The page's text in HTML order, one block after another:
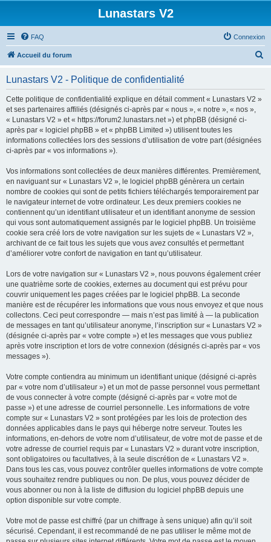
Lunastars V2
FAQ Connexion
Accueil du forum
Lunastars V2 - Politique de confidentialité
Cette politique de confidentialité explique en détail comment « Lunastars V2 »
et ses partenaires affiliés (désignés ci-après par « nous », « notre », « nos »,
« Lunastars V2 » et « https://forum2.lunastars.net ») et phpBB (désigné ci-
après par « logiciel phpBB » et « phpBB Limited ») utilisent toutes les
informations collectées lors des sessions d’utilisation de votre part (désignées
ci-après par « vos informations »).
Vos informations sont collectées de deux manières différentes. Premièrement,
en naviguant sur « Lunastars V2 », le logiciel phpBB génèrera un certain
nombre de cookies qui sont de petits fichiers téléchargés temporairement par
le navigateur internet de votre ordinateur. Les deux premiers cookies ne
contiennent qu’un identifiant utilisateur et un identifiant anonyme de session
qui vous sont automatiquement assignés par le logiciel phpBB. Un troisième
cookie sera créé lors de votre navigation sur les sujets de « Lunastars V2 »,
archivant de ce fait tous les sujets que vous avez consultés et permettant
d’améliorer votre confort de navigation en tant qu’utilisateur.
Lors de votre navigation sur « Lunastars V2 », nous pouvons également créer
une quatrième sorte de cookies, externes au document qui est prévu pour
couvrir uniquement les pages créées par le logiciel phpBB. La seconde
manière est de récupérer les informations que vous nous envoyez et que nous
collectons. Ceci peut correspondre — mais n’est pas limité à — la publication
de messages en tant qu’utilisateur anonyme, l’inscription sur « Lunastars V2 »
(désignée ci-après par « votre compte ») et les messages que vous publiez
après votre inscription et lors de votre connexion (désignés ci-après par « vos
messages »).
Votre compte contiendra au minimum un identifiant unique (désigné ci-après
par « votre nom d’utilisateur ») et un mot de passe personnel vous permettant
de vous connecter à votre compte (désigné ci-après par « votre mot de
passe ») et une adresse de courriel personnelle. Les informations de votre
compte sur « Lunastars V2 » sont protégées par les lois de protection des
données applicables dans le pays qui héberge notre serveur. Toutes les
informations, en-dehors de votre nom d’utilisateur, de votre mot de passe et de
votre adresse de courriel requis par « Lunastars V2 » durant votre inscription,
sont obligatoires ou facultatives, à la seule discrétion de « Lunastars V2 ».
Dans tous les cas, vous pouvez contrôler quelles informations de votre compte
vous souhaitez rendre publiques ou non. De plus, vous pouvez décider de
vous abonner ou non à la liste de diffusion du logiciel phpBB depuis une
option disponible sur votre compte.
Votre mot de passe est chiffré (par un chiffrage à sens unique) afin qu’il soit
sécurisé. Cependant, il est recommandé de ne pas utiliser le même mot de